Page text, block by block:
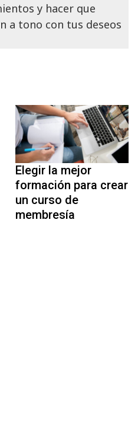
y hacer que
a tono con tus deseos
Elegir la mejor
formación para crear
un curso de
membresía